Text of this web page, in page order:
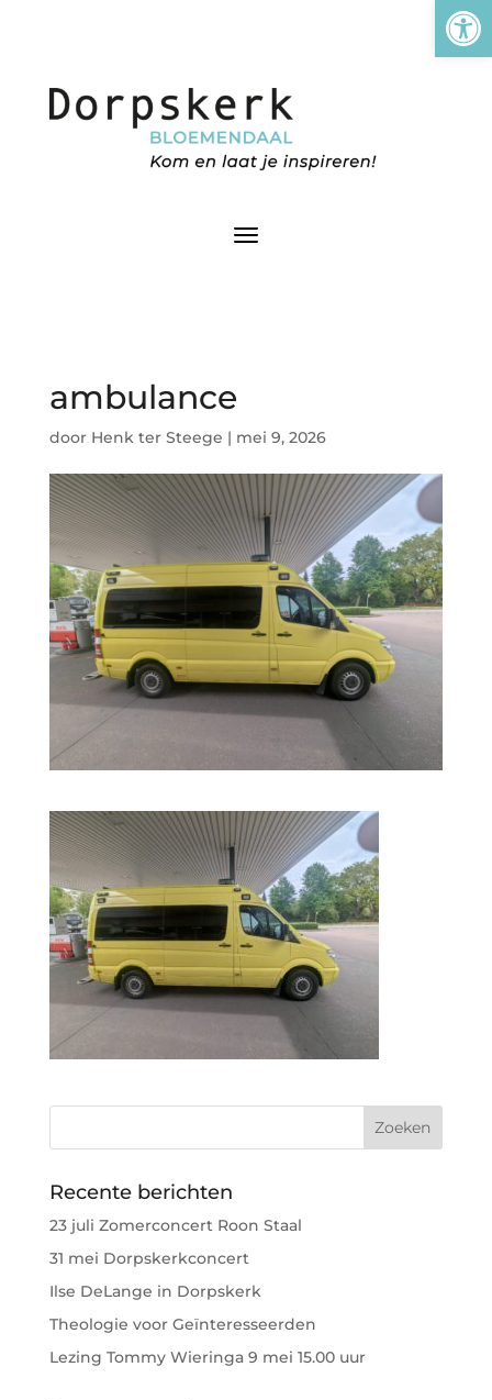
ambulance
door Henk ter Steege | mei 9, 2026
Recente berichten
23 juli Zomerconcert Roon Staal
31 mei Dorpskerkconcert
Ilse DeLange in Dorpskerk
Theologie voor Geïnteresseerden
Lezing Tommy Wieringa 9 mei 15.00 uur